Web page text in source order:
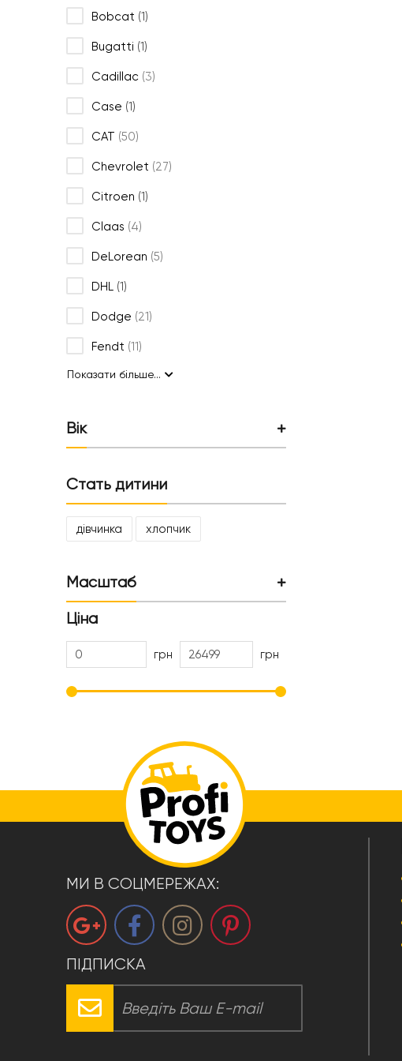
Bobcat (1)
Bugatti (1)
Cadillac (3)
Case (1)
CAT (50)
Chevrolet (27)
Citroen (1)
Claas (4)
DeLorean (5)
DHL (1)
Dodge (21)
Fendt (11)
Показати більше...
Вік
Стать дитини
дівчинка хлопчик
Масштаб
Ціна
грн грн
МИ В СОЦМЕРЕЖАХ:
ПІДПИСКА